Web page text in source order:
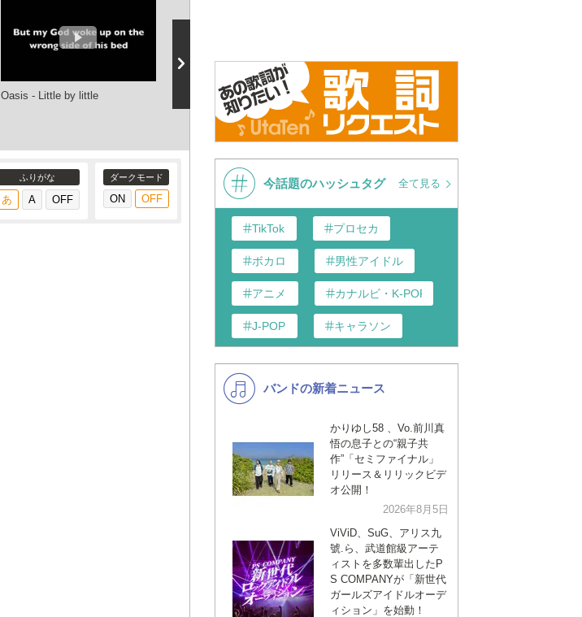
Oasis - Little by little
Noel Gallagher's High Flying
Birds - Little By Little (Originally
performed by Oasis)
Oasis - Little By Little (Live from
London, 2 August '25) (Official
Visualiser)
ふりがな ダークモード 今話題のハッシュタグ 全て見る
TikTok プロセカ
ボカロ 男性アイドル
アニメ カナルビ・K-POP和訳
J-POP キャラソン
K-POP 演歌・歌謡
洋楽
VTuber ディズニー
バンドの新着ニュース
かりゆし58 、Vo.前川真
悟の息子との“親子共
作”「セミファイナル」
リリース＆リリックビデ
オ公開！
2026年8月5日
ViViD、SuG、アリス九
號.ら、武道館級アーテ
ィストを多数輩出したP
S COMPANYが「新世代
ガールズアイドルオーデ
ィション」を始動！